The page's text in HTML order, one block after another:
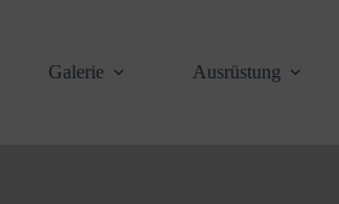
Galerie
Ausrüstung